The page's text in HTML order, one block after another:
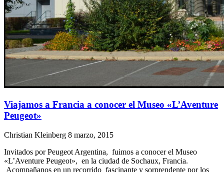
Viajamos a Francia a conocer el Museo «L’Aventure
Peugeot»
Christian Kleinberg 8 marzo, 2015
Invitados por Peugeot Argentina, fuimos a conocer el Museo
«L’Aventure Peugeot», en la ciudad de Sochaux, Francia.
Acompañanos en un recorrido fascinante y sorprendente por los